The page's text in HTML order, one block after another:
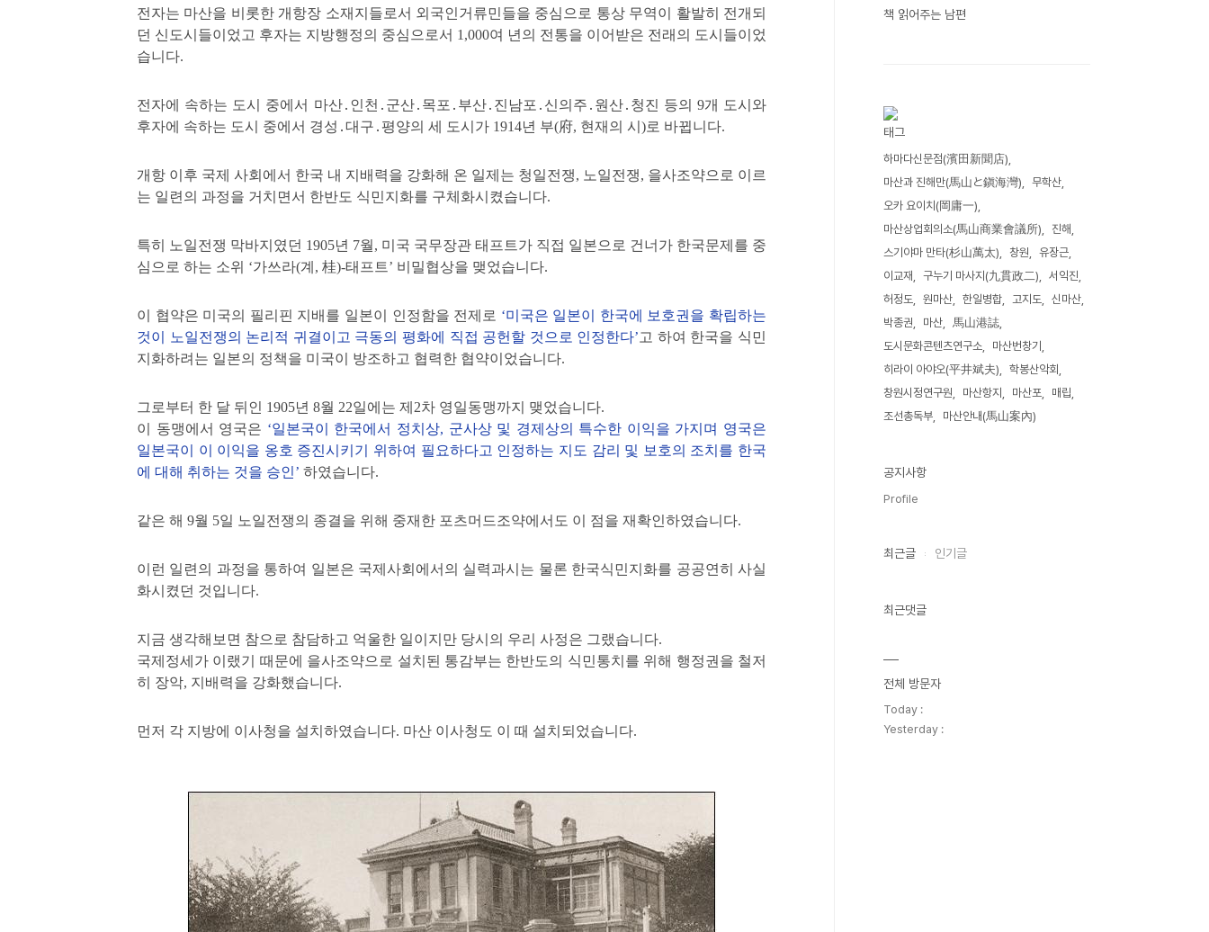
전자는 마산을 비롯한 개항장 소재지들로서 외국인거류민들을 중심으로 통상 무역이 활발히 전개되
던 신도시들이었고 후자는 지방행정의 중심으로서 1,000여 년의 전통을 이어받은 전래의 도시들이었
습니다.
전자에 속하는 도시 중에서 마산․인천․군산․목포․부산․진남포․신의주․원산․청진 등의 9개 도시와
후자에 속하는 도시 중에서 경성․대구․평양의 세 도시가 1914년 부(府, 현재의 시)로 바뀝니다.
개항 이후 국제 사회에서 한국 내 지배력을 강화해 온 일제는 청일전쟁, 노일전쟁, 을사조약으로 이르
는 일련의 과정을 거치면서 한반도 식민지화를 구체화시켰습니다.
특히 노일전쟁 막바지였던 1905년 7월, 미국 국무장관 태프트가 직접 일본으로 건너가 한국문제를 중
심으로 하는 소위 ‘가쓰라(계, 桂)-태프트’ 비밀협상을 맺었습니다.
이 협약은 미국의 필리핀 지배를 일본이 인정함을 전제로 ‘미국은 일본이 한국에 보호권을 확립하는
것이 노일전쟁의 논리적 귀결이고 극동의 평화에 직접 공헌할 것으로 인정한다’고 하여 한국을 식민
지화하려는 일본의 정책을 미국이 방조하고 협력한 협약이었습니다.
그로부터 한 달 뒤인 1905년 8월 22일에는 제2차 영일동맹까지 맺었습니다.
이 동맹에서 영국은 ‘일본국이 한국에서 정치상, 군사상 및 경제상의 특수한 이익을 가지며 영국은
일본국이 이 이익을 옹호 증진시키기 위하여 필요하다고 인정하는 지도 감리 및 보호의 조치를 한국
에 대해 취하는 것을 승인’ 하였습니다.
같은 해 9월 5일 노일전쟁의 종결을 위해 중재한 포츠머드조약에서도 이 점을 재확인하였습니다.
이런 일련의 과정을 통하여 일본은 국제사회에서의 실력과시는 물론 한국식민지화를 공공연히 사실
화시켰던 것입니다.
지금 생각해보면 참으로 참담하고 억울한 일이지만 당시의 우리 사정은 그랬습니다.
국제정세가 이랬기 때문에 을사조약으로 설치된 통감부는 한반도의 식민통치를 위해 행정권을 철저
히 장악, 지배력을 강화했습니다.
먼저 각 지방에 이사청을 설치하였습니다. 마산 이사청도 이 때 설치되었습니다.
책 읽어주는 남편
태그
하마다신문점(濱田新聞店)
마산과 진해만(馬山と鎭海灣)
무학산
오카 요이치(岡庸一)
마산상업회의소(馬山商業會議所)
진해
스기야마 만타(杉山萬太)
창원
유장근
이교재
구누기 마사지(九貫政二)
서익진
허정도
원마산 한일병합 고지도
신마산
박종권
마산
馬山港誌
도시문화콘텐츠연구소
마산번창기
히라이 아야오(平井斌夫)
학봉산악회
창원시정연구원
마산항지 마산포
매립
조선총독부
마산안내(馬山案內)
공지사항
Profile
최근글 인기글
최근댓글
전체 방문자
Today :
Yesterday :